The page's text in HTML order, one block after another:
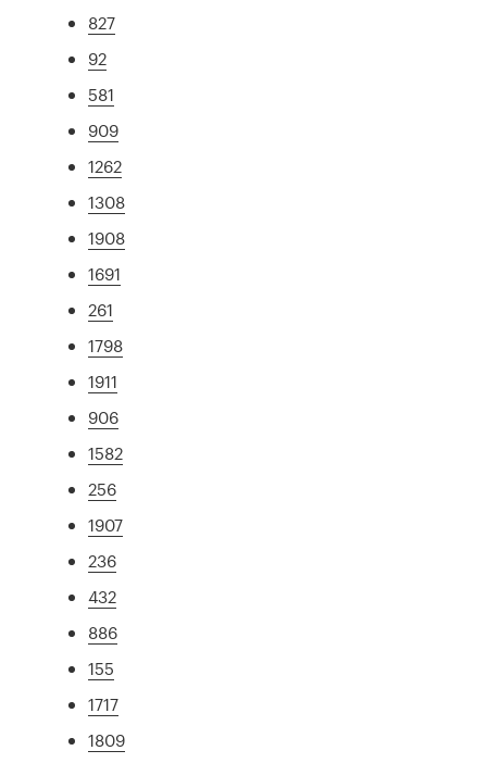
827
92
581
909
1262
1308
1908
1691
261
1798
1911
906
1582
256
1907
236
432
886
155
1717
1809